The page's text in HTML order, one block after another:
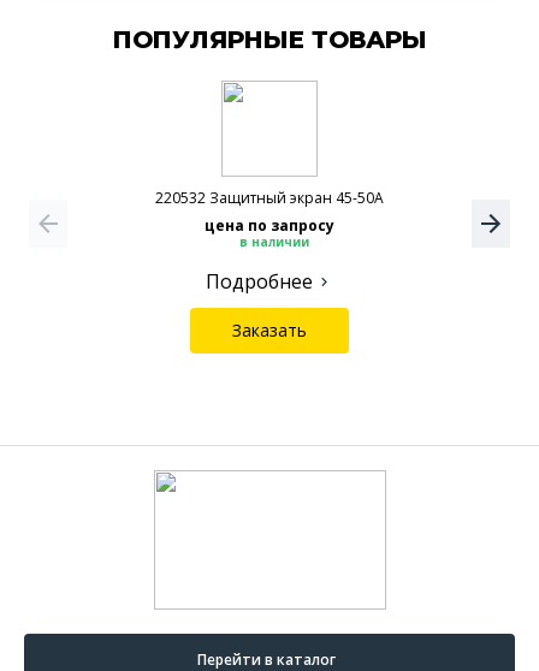
ПОПУЛЯРНЫЕ ТОВАРЫ
220532 Защитный экран 45-50А
цена по запросу
в наличии
Подробнее
Заказать
Перейти в каталог